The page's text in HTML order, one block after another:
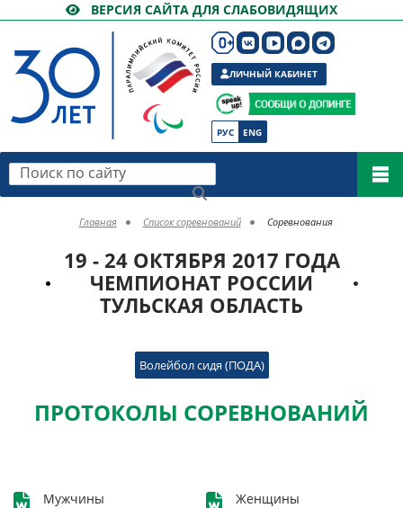
ВЕРСИЯ САЙТА ДЛЯ СЛАБОВИДЯЩИХ
РУС ENG
ЛИЧНЫЙ КАБИНЕТ
Поиск по сайту
Главная Список соревнований Соревнования
19 - 24 ОКТЯБРЯ 2017 ГОДА
ЧЕМПИОНАТ РОССИИ
ТУЛЬСКАЯ ОБЛАСТЬ
Волейбол сидя (ПОДА)
ПРОТОКОЛЫ СОРЕВНОВАНИЙ
Мужчины Женщины